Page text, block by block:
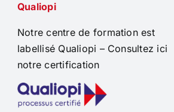
Qualiopi
Notre centre de formation est
labellisé Qualiopi – Consultez ici
notre certification